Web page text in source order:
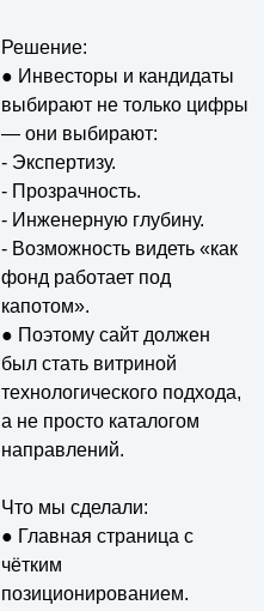
Решение:
● Инвесторы и кандидаты
выбирают не только цифры
— они выбирают:
- Экспертизу.
- Прозрачность.
- Инженерную глубину.
- Возможность видеть «как
фонд работает под
капотом».
● Поэтому сайт должен
был стать витриной
технологического подхода,
а не просто каталогом
направлений.
Что мы сделали:
● Главная страница с
чётким
позиционированием.